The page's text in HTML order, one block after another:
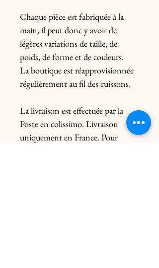
Chaque pièce est fabriquée à la
main, il peut donc y avoir de
légères variations de taille, de
poids, de forme et de couleurs.
La boutique est réapprovisionnée
régulièrement au fil des cuissons.
La livraison est effectuée par la
Poste en colissimo. Livraison
uniquement en France. Pour